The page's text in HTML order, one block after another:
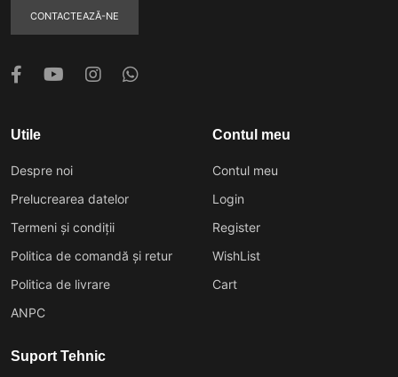
CONTACTEAZĂ-NE
Utile
Despre noi
Prelucrearea datelor
Termeni și condiții
Politica de comandă și retur
Politica de livrare
ANPC
Contul meu
Contul meu
Login
Register
WishList
Cart
Suport Tehnic